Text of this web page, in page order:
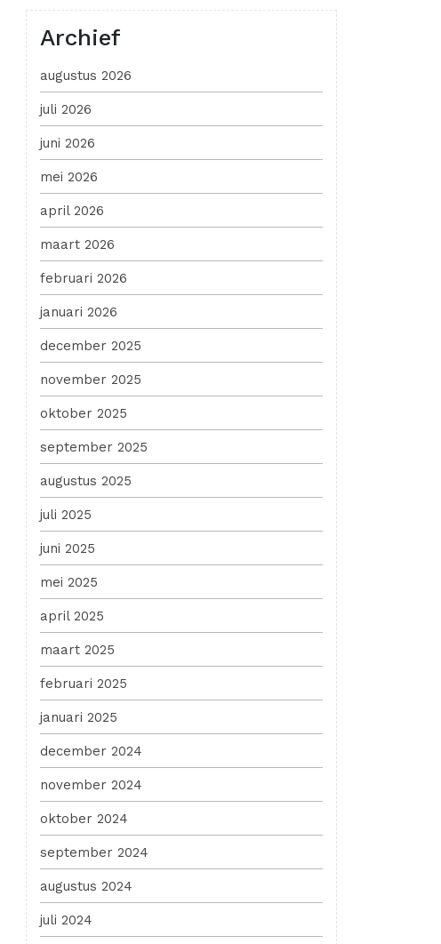
Archief
augustus 2026
juli 2026
juni 2026
mei 2026
april 2026
maart 2026
februari 2026
januari 2026
december 2025
november 2025
oktober 2025
september 2025
augustus 2025
juli 2025
juni 2025
mei 2025
april 2025
maart 2025
februari 2025
januari 2025
december 2024
november 2024
oktober 2024
september 2024
augustus 2024
juli 2024